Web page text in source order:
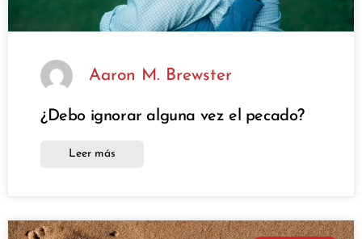
Aaron M. Brewster
¿Debo ignorar alguna vez el pecado?
Leer más